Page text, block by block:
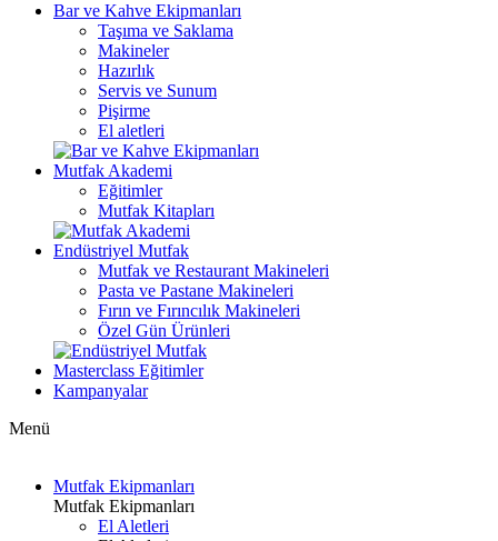
Bar ve Kahve Ekipmanları
Taşıma ve Saklama
Makineler
Hazırlık
Servis ve Sunum
Pişirme
El aletleri
Mutfak Akademi
Eğitimler
Mutfak Kitapları
Endüstriyel Mutfak
Mutfak ve Restaurant Makineleri
Pasta ve Pastane Makineleri
Fırın ve Fırıncılık Makineleri
Özel Gün Ürünleri
Masterclass Eğitimler
Kampanyalar
Menü
Mutfak Ekipmanları
Mutfak Ekipmanları
El Aletleri